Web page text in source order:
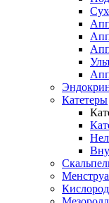
Катетеры